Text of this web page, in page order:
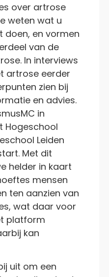
over artrose
weten wat u
doen, en vormen
van de
In interviews
artrose eerder
zien bij
en advies.
in
Hogeschool
Leiden
Met dit
helder in kaart
mensen
ten aanzien van
wat daar voor
platform
kan
uit om een